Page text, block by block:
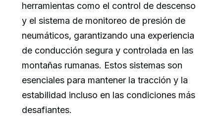
herramientas como el control de descenso
y el sistema de monitoreo de presión de
neumáticos, garantizando una experiencia
de conducción segura y controlada en las
montañas rumanas. Estos sistemas son
esenciales para mantener la tracción y la
estabilidad incluso en las condiciones más
desafiantes.